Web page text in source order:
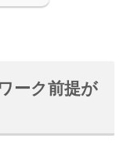
ーク前提が